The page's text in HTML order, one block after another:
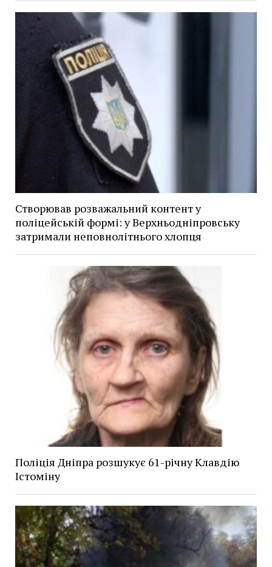
Створював розважальний контент у
поліцейській формі: у Верхньодніпровську
затримали неповнолітнього хлопця
Поліція Дніпра розшукує 61-річну Клавдію
Істоміну